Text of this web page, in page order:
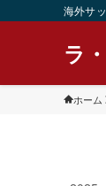
海外サ
ラ
ホーム